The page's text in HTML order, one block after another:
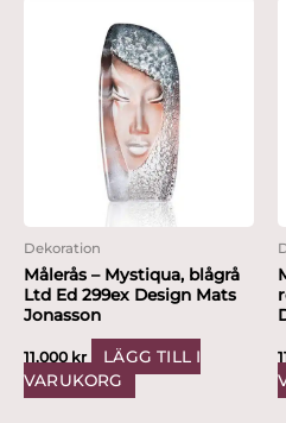
Dekoration
Målerås – Mystiqua, blågrå
Ltd Ed 299ex Design Mats
Jonasson
11,000 kr
LÄGG TILL I
VARUKORG